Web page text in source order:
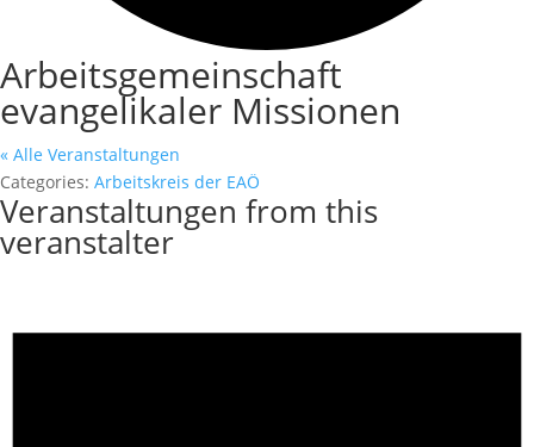
Arbeitsgemeinschaft
evangelikaler Missionen
« Alle Veranstaltungen
Categories: Arbeitskreis der EAÖ
Veranstaltungen from this
veranstalter